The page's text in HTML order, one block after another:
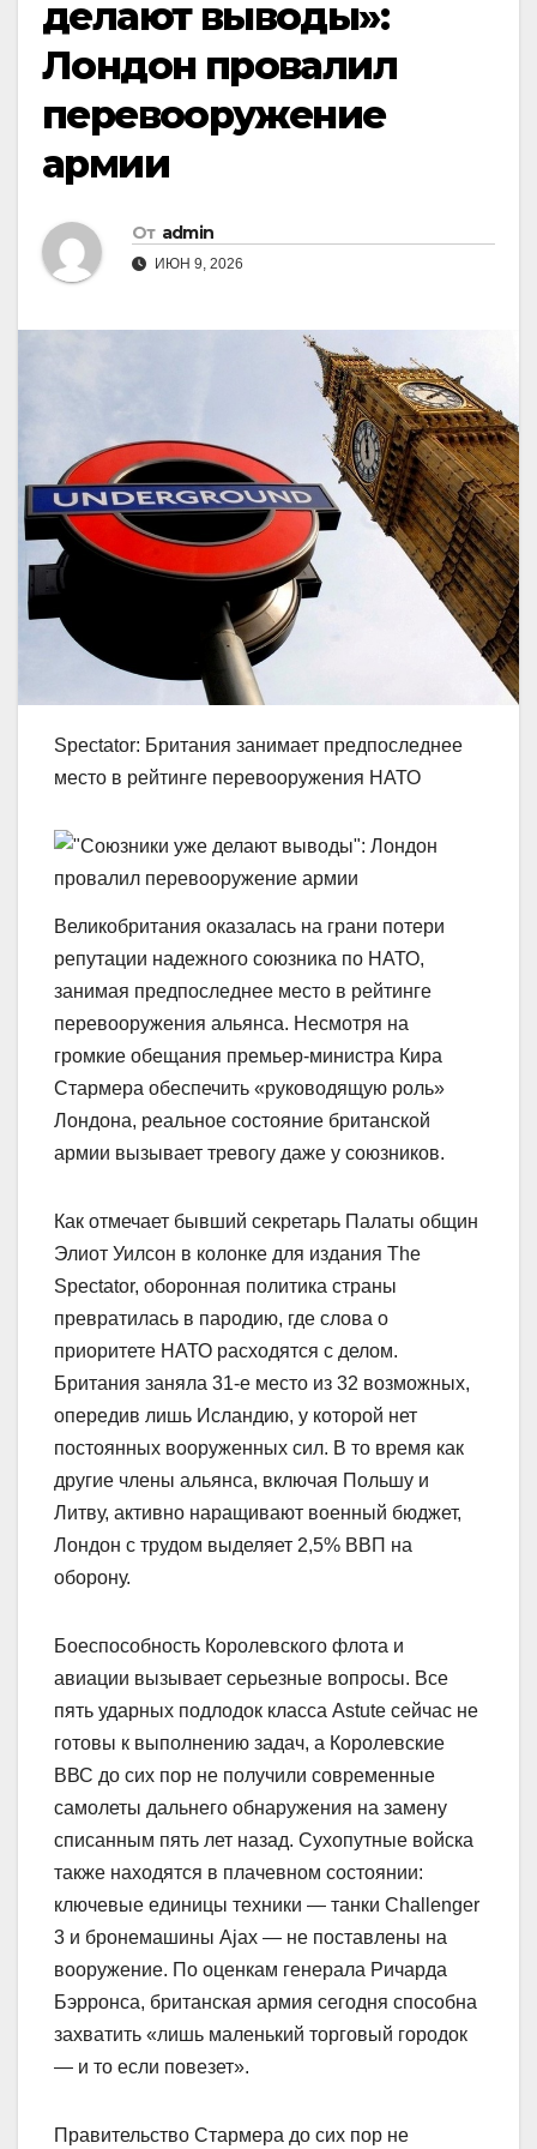
делают выводы»:
Лондон провалил
перевооружение
армии
От admin
ИЮН 9, 2026
Spectator: Британия занимает предпоследнее
место в рейтинге перевооружения НАТО
Великобритания оказалась на грани потери
репутации надежного союзника по НАТО,
занимая предпоследнее место в рейтинге
перевооружения альянса. Несмотря на
громкие обещания премьер-министра Кира
Стармера обеспечить «руководящую роль»
Лондона, реальное состояние британской
армии вызывает тревогу даже у союзников.
Как отмечает бывший секретарь Палаты общин
Элиот Уилсон в колонке для издания The
Spectator, оборонная политика страны
превратилась в пародию, где слова о
приоритете НАТО расходятся с делом.
Британия заняла 31-е место из 32 возможных,
опередив лишь Исландию, у которой нет
постоянных вооруженных сил. В то время как
другие члены альянса, включая Польшу и
Литву, активно наращивают военный бюджет,
Лондон с трудом выделяет 2,5% ВВП на
оборону.
Боеспособность Королевского флота и
авиации вызывает серьезные вопросы. Все
пять ударных подлодок класса Astute сейчас не
готовы к выполнению задач, а Королевские
ВВС до сих пор не получили современные
самолеты дальнего обнаружения на замену
списанным пять лет назад. Сухопутные войска
также находятся в плачевном состоянии:
ключевые единицы техники — танки Challenger
3 и бронемашины Ajax — не поставлены на
вооружение. По оценкам генерала Ричарда
Бэрронса, британская армия сегодня способна
захватить «лишь маленький торговый городок
— и то если повезет».
Правительство Стармера до сих пор не